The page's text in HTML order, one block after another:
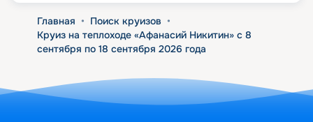
Главная • Поиск круизов •
Круиз на теплоходе «Афанасий Никитин» с 8
сентября по 18 сентября 2026 года